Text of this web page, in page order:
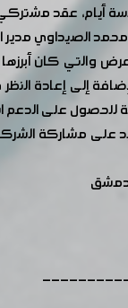
أيام، عقد
الصيداوي مدير
كان
إلى إعادة
للحصول على الدعم
على مشاركة